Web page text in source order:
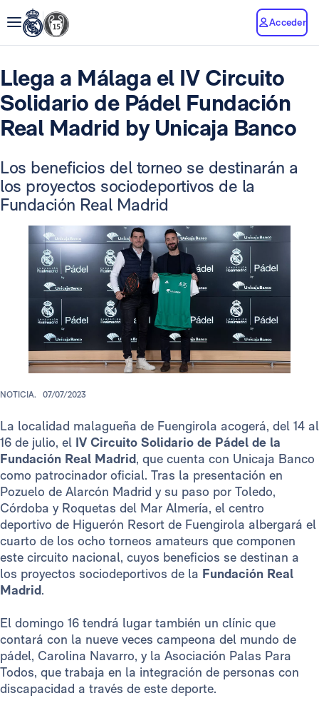
Acceder
Llega a Málaga el IV Circuito
Solidario de Pádel Fundación
Real Madrid by Unicaja Banco
Los beneficios del torneo se destinarán a
los proyectos sociodeportivos de la
Fundación Real Madrid
NOTICIA. 07/07/2023
La localidad malagueña de Fuengirola acogerá, del 14 al
16 de julio, el IV Circuito Solidario de Pádel de la
Fundación Real Madrid, que cuenta con Unicaja Banco
como patrocinador oficial. Tras la presentación en
Pozuelo de Alarcón Madrid y su paso por Toledo,
Córdoba y Roquetas del Mar Almería, el centro
deportivo de Higuerón Resort de Fuengirola albergará el
cuarto de los ocho torneos amateurs que componen
este circuito nacional, cuyos beneficios se destinan a
los proyectos sociodeportivos de la Fundación Real
Madrid.
El domingo 16 tendrá lugar también un clínic que
contará con la nueve veces campeona del mundo de
pádel, Carolina Navarro, y la Asociación Palas Para
Todos, que trabaja en la integración de personas con
discapacidad a través de este deporte.